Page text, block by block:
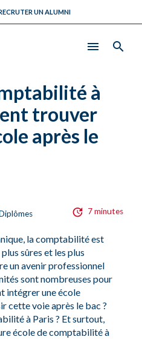
UN ALUMNI
à
trouver
après le
7 minutes
la comptabilité est
sûres et les plus
un avenir professionnel
sont nombreuses pour
intégrer une école
cette voie après le bac ?
à Paris ? Et surtout,
école de comptabilité à